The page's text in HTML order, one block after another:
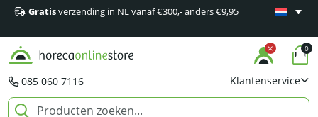
Gratisverzending in NL vanaf €300,- anders €9,95
Minimaal
085 060 7116 Klantenservice
0